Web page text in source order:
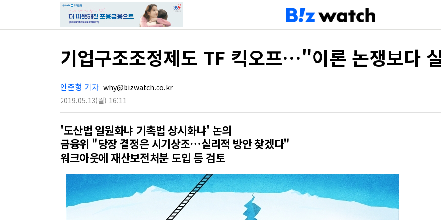
기업구조조정제도 TF 킥오프…"이론 논쟁보다
안준형 기자 why@bizwatch.co.kr
2019.05.13(월) 16:11
'도산법 일원화냐 기촉법 상시화냐' 논의
금융위 "당장 결정은 시기상조…실리적 방안 찾겠다"
워크아웃에 재산보전처분 도입 등 검토